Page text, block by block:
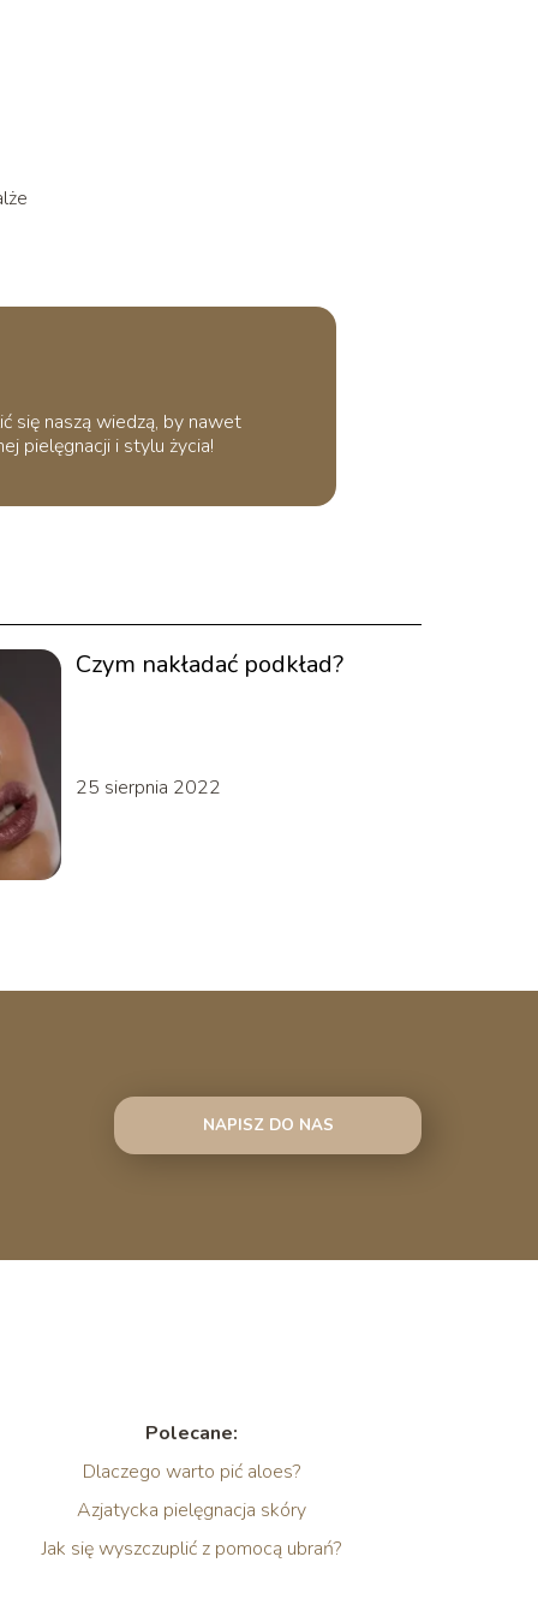
się naszą wiedzą, by nawet
pielęgnacji i stylu życia!
Czym nakładać podkład?
25 sierpnia 2022
NAPISZ DO NAS
Polecane:
Dlaczego warto pić aloes?
Azjatycka pielęgnacja skóry
Jak się wyszczuplić z pomocą ubrań?